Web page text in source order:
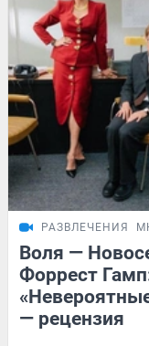
РАЗВЛЕЧЕНИЯ
Воля —
Форрест
— рецензия